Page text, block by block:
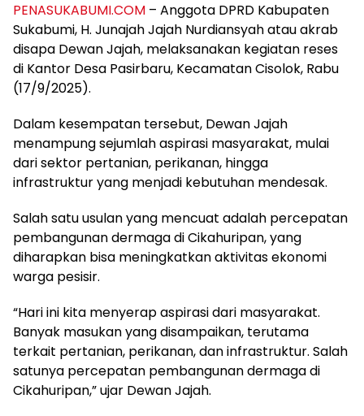
PENASUKABUMI.COM – Anggota DPRD Kabupaten
Sukabumi, H. Junajah Jajah Nurdiansyah atau akrab
disapa Dewan Jajah, melaksanakan kegiatan reses
di Kantor Desa Pasirbaru, Kecamatan Cisolok, Rabu
(17/9/2025).
Dalam kesempatan tersebut, Dewan Jajah
menampung sejumlah aspirasi masyarakat, mulai
dari sektor pertanian, perikanan, hingga
infrastruktur yang menjadi kebutuhan mendesak.
Salah satu usulan yang mencuat adalah percepatan
pembangunan dermaga di Cikahuripan, yang
diharapkan bisa meningkatkan aktivitas ekonomi
warga pesisir.
“Hari ini kita menyerap aspirasi dari masyarakat.
Banyak masukan yang disampaikan, terutama
terkait pertanian, perikanan, dan infrastruktur. Salah
satunya percepatan pembangunan dermaga di
Cikahuripan,” ujar Dewan Jajah.